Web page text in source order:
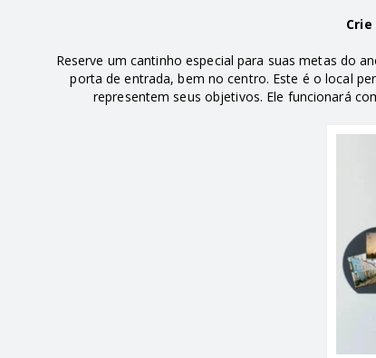
Reserve um cantinho especial para suas metas do
porta de entrada, bem no centro. Este é o local
representem seus objetivos. Ele funcionará